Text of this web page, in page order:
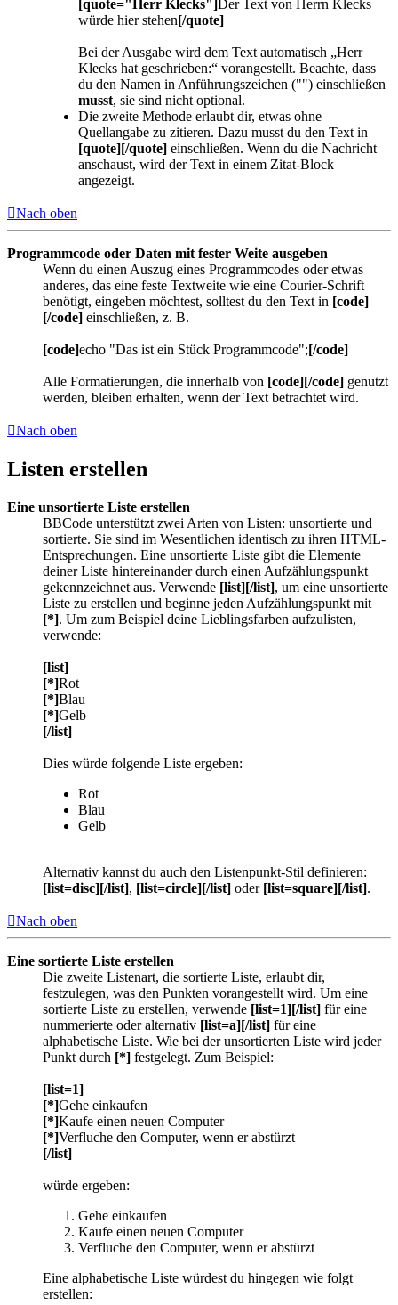
[quote="Herr Klecks"]
Der Text von Herrn Klecks
würde hier stehen[/quote]
Bei der Ausgabe wird dem Text automatisch „Herr
Klecks hat geschrieben:“ vorangestellt. Beachte, dass
du den Namen in Anführungszeichen ("") einschließen
musst, sie sind nicht optional.
Die zweite Methode erlaubt dir, etwas ohne
Quellangabe zu zitieren. Dazu musst du den Text in
[quote][/quote] einschließen. Wenn du die Nachricht
anschaust, wird der Text in einem Zitat-Block
angezeigt.
Nach oben
Programmcode oder Daten mit fester Weite ausgeben
Wenn du einen Auszug eines Programmcodes oder etwas
anderes, das eine feste Textweite wie eine Courier-Schrift
benötigt, eingeben möchtest, solltest du den Text in [code]
[/code] einschließen, z. B.
[code]echo "Das ist ein Stück Programmcode";[/code]
Alle Formatierungen, die innerhalb von [code][/code] genutzt
werden, bleiben erhalten, wenn der Text betrachtet wird.
Nach oben
Listen erstellen
Eine unsortierte Liste erstellen
BBCode unterstützt zwei Arten von Listen: unsortierte und
sortierte. Sie sind im Wesentlichen identisch zu ihren HTML-
Entsprechungen. Eine unsortierte Liste gibt die Elemente
deiner Liste hintereinander durch einen Aufzählungspunkt
gekennzeichnet aus. Verwende [list][/list], um eine unsortierte
Liste zu erstellen und beginne jeden Aufzählungspunkt mit
[*]. Um zum Beispiel deine Lieblingsfarben aufzulisten,
verwende:
[list]
[*]Rot
[*]Blau
[*]Gelb
[/list]
Dies würde folgende Liste ergeben:
Rot
Blau
Gelb
Alternativ kannst du auch den Listenpunkt-Stil definieren:
[list=disc][/list], [list=circle][/list] oder [list=square][/list].
Nach oben
Eine sortierte Liste erstellen
Die zweite Listenart, die sortierte Liste, erlaubt dir,
festzulegen, was den Punkten vorangestellt wird. Um eine
sortierte Liste zu erstellen, verwende [list=1][/list] für eine
nummerierte oder alternativ [list=a][/list] für eine
alphabetische Liste. Wie bei der unsortierten Liste wird jeder
Punkt durch [*] festgelegt. Zum Beispiel:
[list=1]
[*]Gehe einkaufen
[*]Kaufe einen neuen Computer
[*]Verfluche den Computer, wenn er abstürzt
[/list]
würde ergeben:
Gehe einkaufen
Kaufe einen neuen Computer
Verfluche den Computer, wenn er abstürzt
Eine alphabetische Liste würdest du hingegen wie folgt
erstellen: